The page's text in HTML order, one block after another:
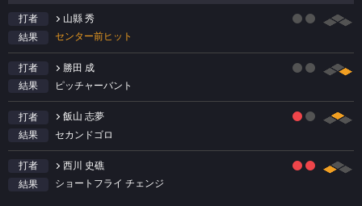
打者
山縣 秀
結果
センター前ヒット
打者
勝田 成
結果
ピッチャーバント
打者
飯山 志夢
結果
セカンドゴロ
打者
西川 史礁
結果
ショートフライ チェンジ